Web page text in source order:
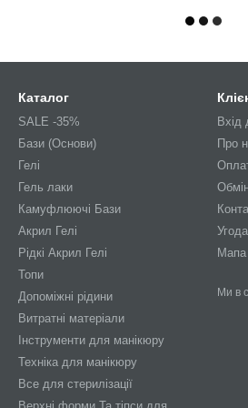
Каталог
SALE -35%
Бази (Основи)
Гелі
Гель лаки
Камуфлюючі Бази
Акрил Гелі
Рідкі Акрил Гелі
Топи
Допоміжні рідини
Витратні матеріали
Інструменти для манікюру
Техніка для манікюру
Все для стерилізації
Вхід
Про
Мапа
Ми в